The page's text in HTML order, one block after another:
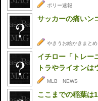
ポリー速報
サッカーの痛いン
やきうお絵かきまとめ
イチロー「トレー
トラやライオン
MLB NEWS
ここまでの稲葉は